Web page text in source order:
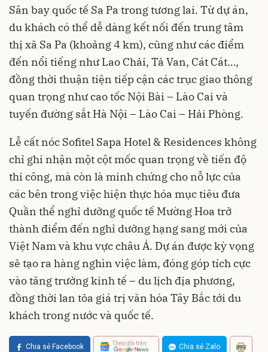
Sân bay quốc tế Sa Pa trong tương lai. Từ dự án,
du khách có thể dễ dàng kết nối đến trung tâm
thị xã Sa Pa (khoảng 4 km), cũng như các điểm
đến nổi tiếng như Lao Chải, Tả Van, Cát Cát…,
đồng thời thuận tiện tiếp cận các trục giao thông
quan trọng như cao tốc Nội Bài – Lào Cai và
tuyến đường sắt Hà Nội – Lào Cai – Hải Phòng.
Lễ cất nóc Sofitel Sapa Hotel & Residences không
chỉ ghi nhận một cột mốc quan trọng về tiến độ
thi công, mà còn là minh chứng cho nỗ lực của
các bên trong việc hiện thực hóa mục tiêu đưa
Quần thể nghỉ dưỡng quốc tế Mường Hoa trở
thành điểm đến nghỉ dưỡng hạng sang mới của
Việt Nam và khu vực châu Á. Dự án được kỳ vọng
sẽ tạo ra hàng nghìn việc làm, đóng góp tích cực
vào tăng trưởng kinh tế – du lịch địa phương,
đồng thời lan tỏa giá trị văn hóa Tây Bắc tới du
khách trong nước và quốc tế.
Chia sẻ Facebook Theo dõi trên Chia sẻ Zalo